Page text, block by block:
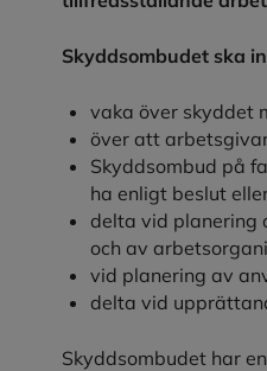
Skyddsombudet ska
vaka över skyddet
över att
Skyddsombud på
ha enligt beslut
delta vid planering
och av
vid planering av
delta vid
Skyddsombudet har